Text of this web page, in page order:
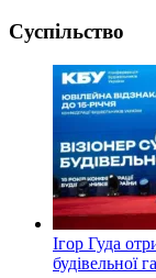
Суспільство
Ігор Гуда
будівельної